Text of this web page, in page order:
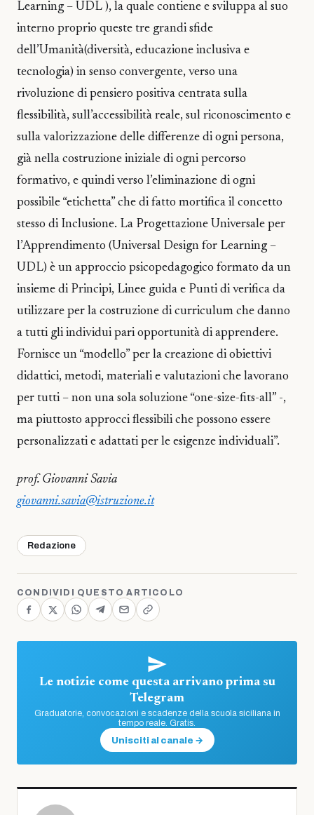
Learning – UDL ), la quale contiene e sviluppa al suo
interno proprio queste tre grandi sfide
dell’Umanità(diversità, educazione inclusiva e
tecnologia) in senso convergente, verso una
rivoluzione di pensiero positiva centrata sulla
flessibilità, sull’accessibilità reale, sul riconoscimento e
sulla valorizzazione delle differenze di ogni persona,
già nella costruzione iniziale di ogni percorso
formativo, e quindi verso l’eliminazione di ogni
possibile “etichetta” che di fatto mortifica il concetto
stesso di Inclusione. La Progettazione Universale per
l’Apprendimento (Universal Design for Learning –
UDL) è un approccio psicopedagogico formato da un
insieme di Principi, Linee guida e Punti di verifica da
utilizzare per la costruzione di curriculum che danno
a tutti gli individui pari opportunità di apprendere.
Fornisce un “modello” per la creazione di obiettivi
didattici, metodi, materiali e valutazioni che lavorano
per tutti – non una sola soluzione “one-size-fits-all” -,
ma piuttosto approcci flessibili che possono essere
personalizzati e adattati per le esigenze individuali”.
prof. Giovanni Savia
giovanni.savia@istruzione.it
Redazione
CONDIVIDI QUESTO ARTICOLO
Le notizie come questa arrivano prima su
Telegram
Graduatorie, convocazioni e scadenze della scuola siciliana in
tempo reale. Gratis.
Unisciti al canale →